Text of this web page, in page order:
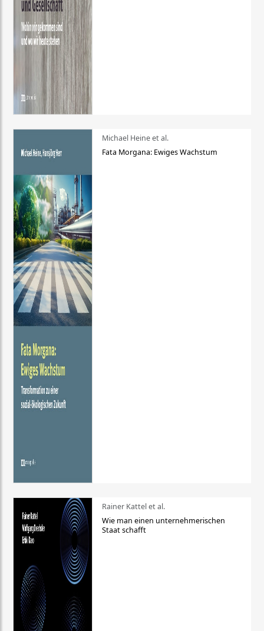
Michael Heine et al.
Fata Morgana: Ewiges Wachstum
Rainer Kattel et al.
Wie man einen unternehmerischen
Staat schafft